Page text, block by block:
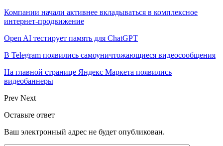
Компании начали активнее вкладываться в комплексное
интернет-продвижение
Open AI тестирует память для ChatGPT
В Telegram появились самоуничтожающиеся видеосообщения
На главной странице Яндекс Маркета появились
видеобаннеры
Prev Next
Оставьте ответ
Ваш электронный адрес не будет опубликован.